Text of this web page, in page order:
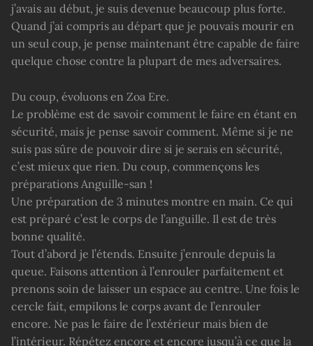
j’avais au début, je suis devenue beaucoup plus forte.
Quand j’ai compris au départ que je pouvais mourir en
un seul coup, je pense maintenant être capable de faire
quelque chose contre la plupart de mes adversaires.
Du coup, évoluons en Zoa Ere.
Le problème est de savoir comment le faire en étant en
sécurité, mais je pense savoir comment. Même si je ne
suis pas sûre de pouvoir dire si je serais en sécurité,
c’est mieux que rien. Du coup, commençons les
préparations Anguille-san !
Une préparation de 3 minutes montre en main. Ce qui
est préparé c’est le corps de l’anguille. Il est de très
bonne qualité.
Tout d’abord je l’étends. Ensuite j’enroule depuis la
queue. Faisons attention à l’enrouler parfaitement et
prenons soin de laisser un espace au centre. Une fois le
cercle fait, empilons le corps avant de l’enrouler
encore. Ne pas le faire de l’extérieur mais bien de
l’intérieur. Répétez encore et encore jusqu’à ce que la